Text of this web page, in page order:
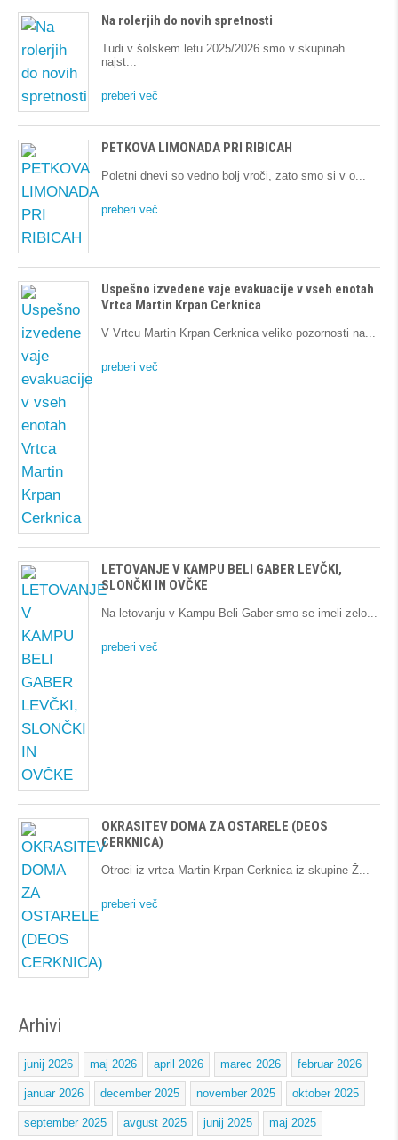
Na rolerjih do novih spretnosti
Tudi v šolskem letu 2025/2026 smo v skupinah
najst
preberi več
PETKOVA LIMONADA PRI RIBICAH
Poletni dnevi so vedno bolj vroči, zato smo si v o
preberi več
Uspešno izvedene vaje evakuacije v vseh enotah
Vrtca Martin Krpan Cerknica
V Vrtcu Martin Krpan Cerknica veliko pozornosti na
preberi več
LETOVANJE V KAMPU BELI GABER LEVČKI,
SLONČKI IN OVČKE
Na letovanju v Kampu Beli Gaber smo se imeli zelo
preberi več
OKRASITEV DOMA ZA OSTARELE (DEOS
CERKNICA)
Otroci iz vrtca Martin Krpan Cerknica iz skupine Ž
preberi več
Arhivi
junij 2026 maj 2026 april 2026 marec 2026 februar 2026
januar 2026 december 2025 november 2025 oktober 2025
september 2025 avgust 2025 junij 2025 maj 2025